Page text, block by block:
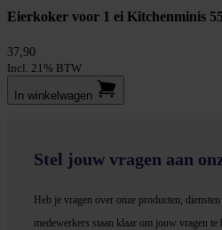
Eierkoker voor 1 ei Kitchenminis
37,90
Incl. 21% BTW
In winkel­wagen
Stel jouw vragen aan
Heb je vragen over onze producten,
medewerkers staan klaar om jouw vragen